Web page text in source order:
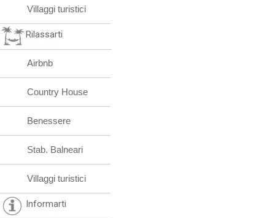
Villaggi turistici
Rilassarti
Airbnb
Country House
Benessere
Stab. Balneari
Villaggi turistici
Informarti